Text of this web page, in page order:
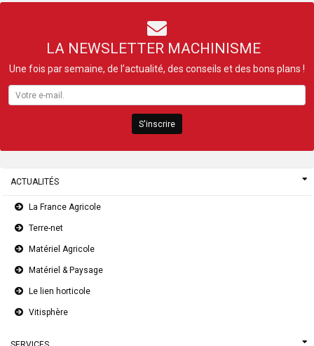
LA NEWSLETTER MACHINISME
Une fois par semaine, de l’actualité, des conseils et des bons plans !
S'inscrire
ACTUALITÉS
La France Agricole
Terre-net
Matériel Agricole
Matériel & Paysage
Le lien horticole
Vitisphère